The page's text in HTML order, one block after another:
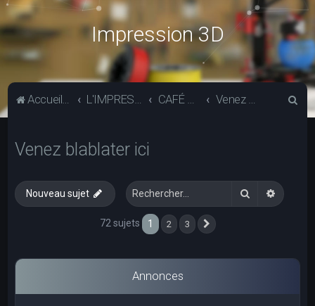
Impression 3D
Accueil du forum L'IMPRESSION 3D CAFÉ PREMIUM Venez blablater ici
Venez blablater ici
Nouveau sujet Rechercher
72 sujets 1 2 3
Annonces